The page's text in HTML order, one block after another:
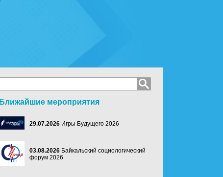
Ближайшие мероприятия
29.07.2026 Игры Будущего 2026
03.08.2026 Байкальский социологический
форум 2026